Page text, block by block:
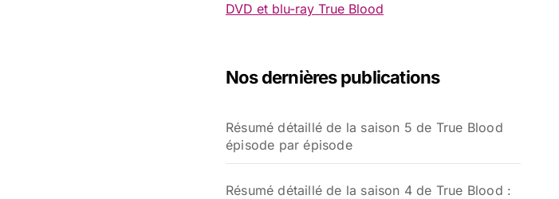
DVD et blu-ray True Blood
Nos dernières publications
Résumé détaillé de la saison 5 de True Blood
épisode par épisode
Résumé détaillé de la saison 4 de True Blood :